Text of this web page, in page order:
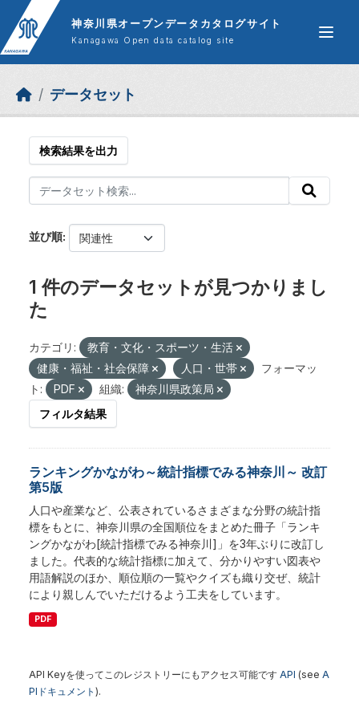
Skip to main content
神奈川県オープンデータカタログサイト
Kanagawa Open data catalog site
データセット
検索結果を出力
並び順
1 件のデータセットが見つかりまし
た
カテゴリ:
教育・文化・スポーツ・生活
健康・福祉・社会保障
人口・世帯
フォーマッ
ト:
PDF 組織:
神奈川県政策局
フィルタ結果
ランキングかながわ～統計指標でみる神奈川～ 改訂
第5版
人口や産業など、公表されているさまざまな分野の統計指
標をもとに、神奈川県の全国順位をまとめた冊子「ランキ
ングかながわ[統計指標でみる神奈川]」を3年ぶりに改訂し
ました。代表的な統計指標に加えて、分かりやすい図表や
用語解説のほか、順位順の一覧やクイズも織り交ぜ、統計
により親しんでいただけるよう工夫をしています。
PDF
API Keyを使ってこのレジストリーにもアクセス可能です API (see A
PIドキュメント ).